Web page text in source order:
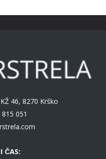
46, 8270 Krško
051
ČAS: